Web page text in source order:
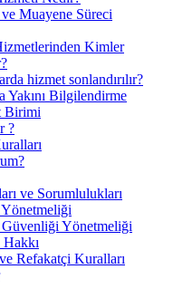
Muayene Süreci
Kimler
hizmet sonlandırılır?
Yakını Bilgilendirme
Birimi
?
ve Sorumlulukları
Yönetmeliği
Güvenliği Yönetmeliği
Refakatçi Kuralları